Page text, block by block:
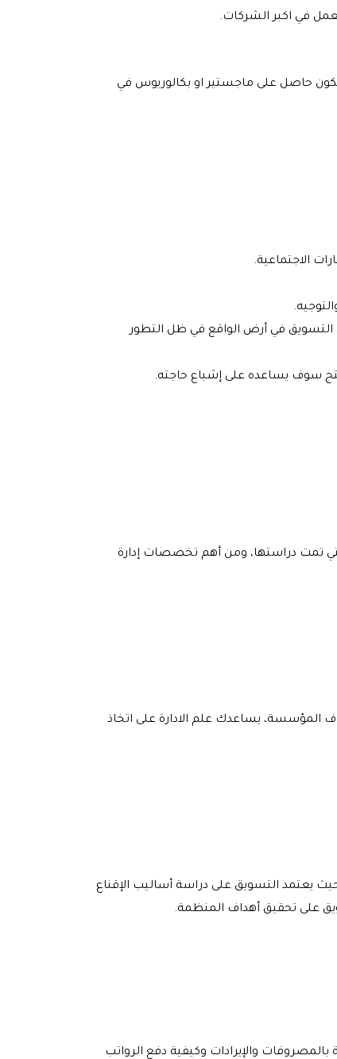
في اكبر الشركات.
حاصل على ماجستير او بكالوريوس في
الاجتماعية.
التسويق في أرض الواقع في ظل التطور
سوف يساعده على إشباع حاجته.
تمت دراستها، ومن أهم تخصصات إدارة
المؤسسة، يساعدك علم الادارة على اتخاذ
يعتمد التسويق على دراسة أساليب الإقناع
على تحقيق أهداف المنظمة.
والإيرادات وكيفية دفع الرواتب